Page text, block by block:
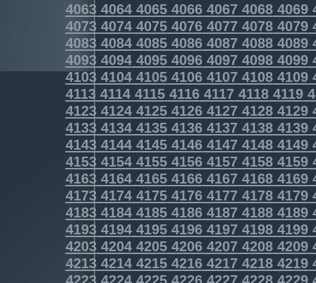
4063406440654066406740684069
4073407440754076407740784079
4083408440854086408740884089
4093409440954096409740984099
4103410441054106410741084109
4113411441154116411741184119
4123412441254126412741284129
4133413441354136413741384139
4143414441454146414741484149
4153415441554156415741584159
4163416441654166416741684169
4173417441754176417741784179
4183418441854186418741884189
4193419441954196419741984199
4203420442054206420742084209
4213421442154216421742184219